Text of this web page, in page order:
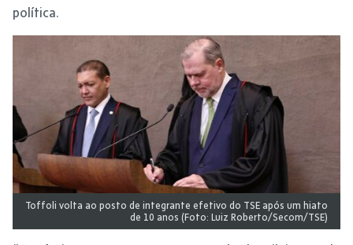
política.
Toffoli volta ao posto de integrante efetivo do TSE após um hiato
de 10 anos (Foto: Luiz Roberto/Secom/TSE)